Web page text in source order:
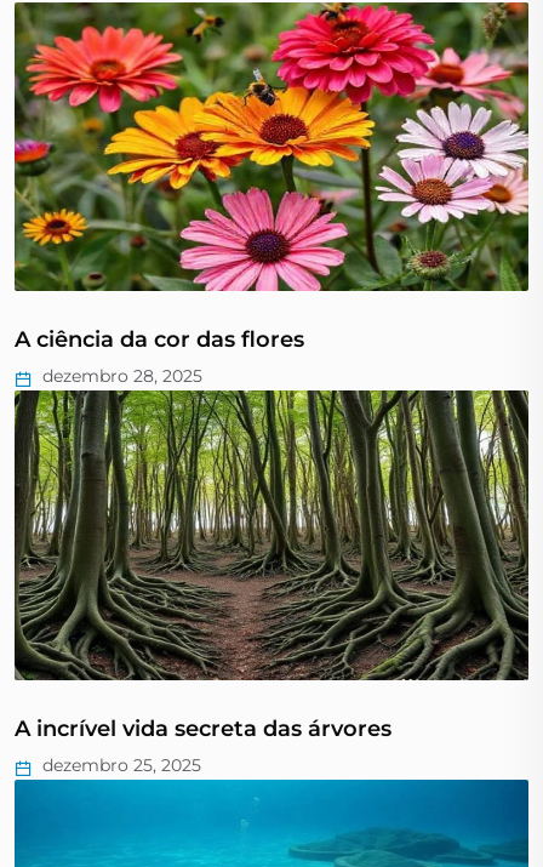
A ciência da cor das flores
dezembro 28, 2025
A incrível vida secreta das árvores
dezembro 25, 2025